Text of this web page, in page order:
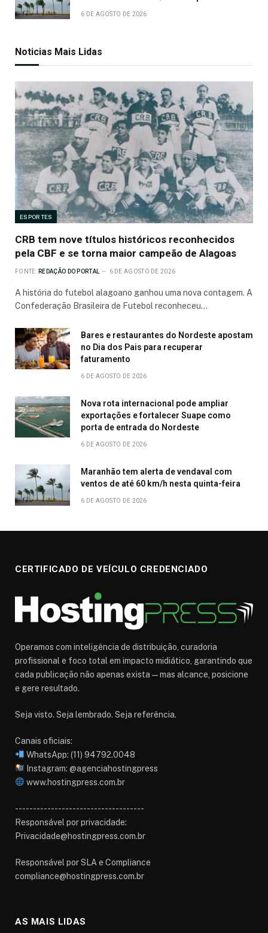
6 DE AGOSTO DE 2026
Noticias Mais Lidas
ESPORTES
CRB tem nove títulos históricos reconhecidos
pela CBF e se torna maior campeão de Alagoas
FONTE: REDAÇÃO DO PORTAL 6 DE AGOSTO DE 2026
A história do futebol alagoano ganhou uma nova contagem. A
Confederação Brasileira de Futebol reconheceu…
Bares e restaurantes do Nordeste apostam
no Dia dos Pais para recuperar
faturamento
6 DE AGOSTO DE 2026
Nova rota internacional pode ampliar
exportações e fortalecer Suape como
porta de entrada do Nordeste
6 DE AGOSTO DE 2026
Maranhão tem alerta de vendaval com
ventos de até 60 km/h nesta quinta-feira
6 DE AGOSTO DE 2026
CERTIFICADO DE VEÍCULO CREDENCIADO
Operamos com inteligência de distribuição, curadoria
profissional e foco total em impacto midiático, garantindo que
cada publicação não apenas exista — mas alcance, posicione
e gere resultado.
Seja visto. Seja lembrado. Seja referência.
Canais oficiais:
WhatsApp: (11) 94792.0048
Instagram: @agenciahostingpress
www.hostingpress.com.br⁠
------------------------------------
Responsável por privacidade:
Privacidade@hostingpress.com.br
Responsável por SLA e Compliance
compliance@hostingpress.com.br
AS MAIS LIDAS